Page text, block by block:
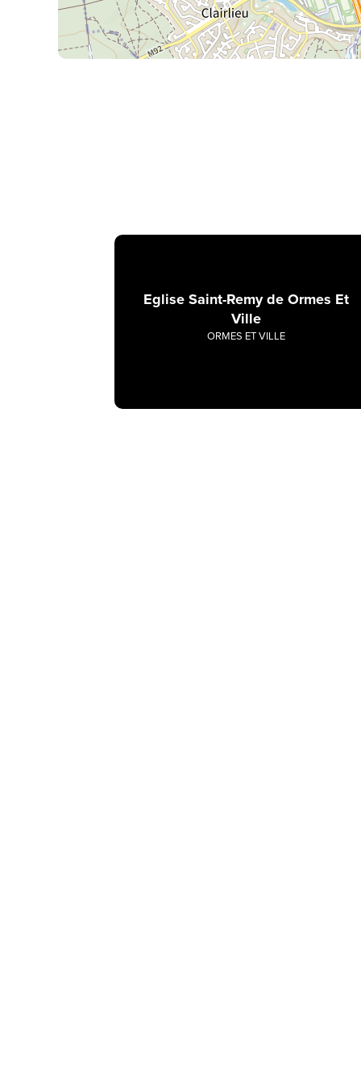
Eglise Saint-Remy de Ormes Et
Ville
ORMES ET VILLE